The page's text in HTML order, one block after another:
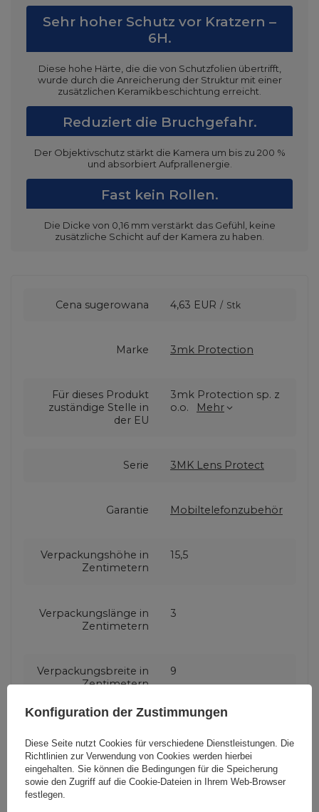
Sehr hoher Schutz vor Kratzern –
6H.
Diese hohe Härte, die die von Schutzfolien übertrifft,
wurde durch die Anreicherung der Struktur mit einer
zusätzlichen Keramikbeschichtung erreicht.
Reduziert die Bruchgefahr.
Der Objektivschutz stärkt die Kamera um bis zu 200 %
und absorbiert Aufprallenergie.
Fast kein Rollen.
Die Dicke von 0,16 mm verstärkt das Gefühl, keine
zusätzliche Schicht auf der Kamera zu haben.
Cena sugerowana 4,63 EUR / Stk
Marke 3mk Protection
Für dieses Produkt
zuständige Stelle in
der EU
3mk Protection sp. z
o.o.
Mehr
Serie 3MK Lens Protect
Garantie Mobiltelefonzubehör
Verpackungshöhe in
Zentimetern
15,5
Verpackungslänge in
Zentimetern
3
Verpackungsbreite in
Zentimetern
9
Brauchen Sie Hilfe? Haben Sie
Fragen?
Konfiguration der Zustimmungen
Diese Seite nutzt Cookies für verschiedene Dienstleistungen. Die
Richtlinien zur Verwendung von Cookies werden hierbei
eingehalten. Sie können die Bedingungen für die Speicherung
sowie den Zugriff auf die Cookie-Dateien in Ihrem Web-Browser
festlegen.